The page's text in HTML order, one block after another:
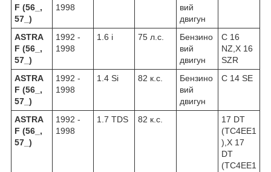
F (56_,
57_)
1998
вий
двигун
ASTRA
F (56_,
57_)
1992 -
1998
1.6 i 75 л.с.
Бензино
вий
двигун
C 16
NZ,X 16
SZR
ASTRA
F (56_,
57_)
1992 -
1998
1.4 Si 82 к.с.
Бензино
вий
двигун
C 14 SE
ASTRA
F (56_,
57_)
1992 -
1998
1.7 TDS 82 к.с.
17 DT
(TC4EE1
),X 17
DT
(TC4EE1